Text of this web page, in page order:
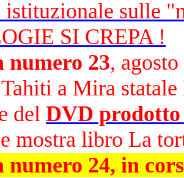
istituzionale sulle
SI CREPA !
23,
a Mira
del DVD
e mostra libro La
numero 24, in